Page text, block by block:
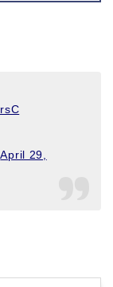
April 29,